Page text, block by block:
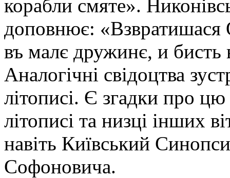
корабли смяте».
доповнює: «Взвратишася
въ малє дружинє, и бисть
Аналогічні свідоцтва
літописі. Є згадки про
літописі та низці інших
навіть Київський
Софоновича.